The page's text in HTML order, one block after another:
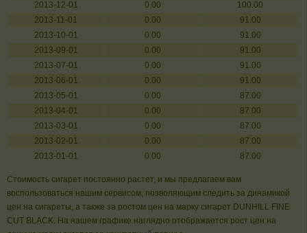
2013-12-01
0.00
100.00
2013-11-01
0.00
91.00
2013-10-01
0.00
91.00
2013-09-01
0.00
91.00
2013-07-01
0.00
91.00
2013-06-01
0.00
91.00
2013-05-01
0.00
87.00
2013-04-01
0.00
87.00
2013-03-01
0.00
87.00
2013-02-01
0.00
87.00
2013-01-01
0.00 87.00
Стоимость сигарет постоянно растет, и мы предлагаем вам
воспользоваться нашим сервисом, позволяющим следить за динамикой
цен на сигареты, а также за ростом цен на марку сигарет DUNHILL FINE
CUT BLACK. На нашем графике наглядно отображается рост цен на